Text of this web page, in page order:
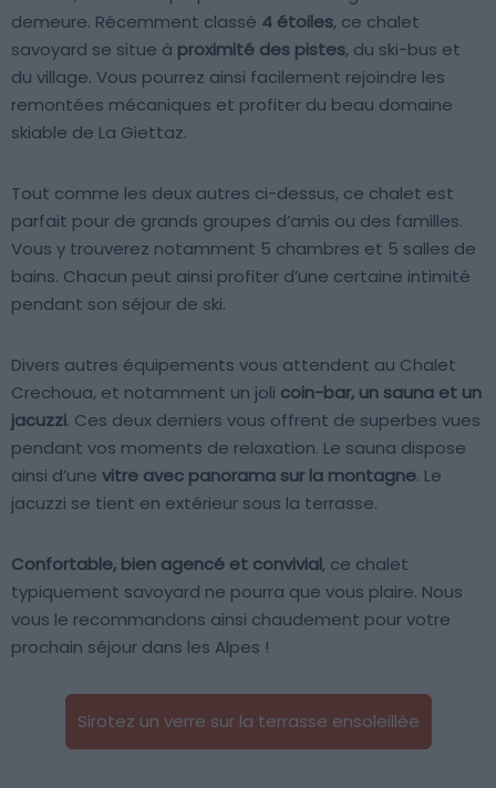
demeure. Récemment classé 4 étoiles, ce chalet
savoyard se situe à proximité des pistes, du ski-bus et
du village. Vous pourrez ainsi facilement rejoindre les
remontées mécaniques et profiter du beau domaine
skiable de La Giettaz.
Tout comme les deux autres ci-dessus, ce chalet est
parfait pour de grands groupes d’amis ou des familles.
Vous y trouverez notamment 5 chambres et 5 salles de
bains. Chacun peut ainsi profiter d’une certaine intimité
pendant son séjour de ski.
Divers autres équipements vous attendent au Chalet
Crechoua, et notamment un joli coin-bar, un sauna et un
jacuzzi. Ces deux derniers vous offrent de superbes vues
pendant vos moments de relaxation. Le sauna dispose
ainsi d’une vitre avec panorama sur la montagne. Le
jacuzzi se tient en extérieur sous la terrasse.
Confortable, bien agencé et convivial, ce chalet
typiquement savoyard ne pourra que vous plaire. Nous
vous le recommandons ainsi chaudement pour votre
prochain séjour dans les Alpes !
Sirotez un verre sur la terrasse ensoleillée